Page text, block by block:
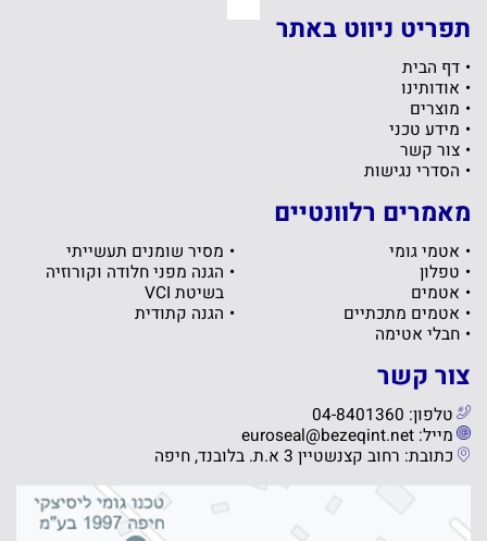
תפריט ניווט באתר
דף הבית
אודותינו
מוצרים
מידע טכני
צור קשר
הסדרי נגישות
מאמרים רלוונטיים
אטמי גומי
טפלון
אטמים
אטמים מתכתיים
חבלי אטימה
מסיר שומנים תעשייתי
הגנה מפני חלודה וקורוזיה
בשיטת VCI
הגנה קתודית
צור קשר
טלפון: 04-8401360
מייל: euroseal@bezeqint.net
כתובת: רחוב קצנשטיין 3 א.ת. בלובנד, חיפה